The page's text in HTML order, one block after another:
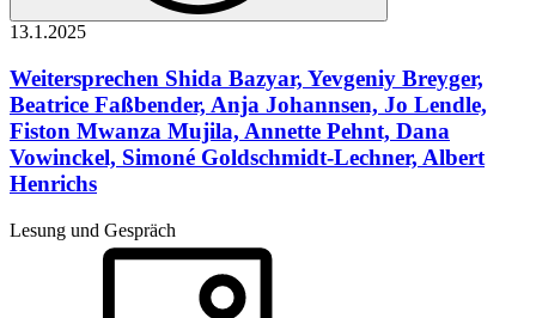
13.1.2025
Weitersprechen Shida Bazyar, Yevgeniy Breyger,
Beatrice Faßbender, Anja Johannsen, Jo Lendle,
Fiston Mwanza Mujila, Annette Pehnt, Dana
Vowinckel, Simoné Goldschmidt-Lechner, Albert
Henrichs
Lesung und Gespräch